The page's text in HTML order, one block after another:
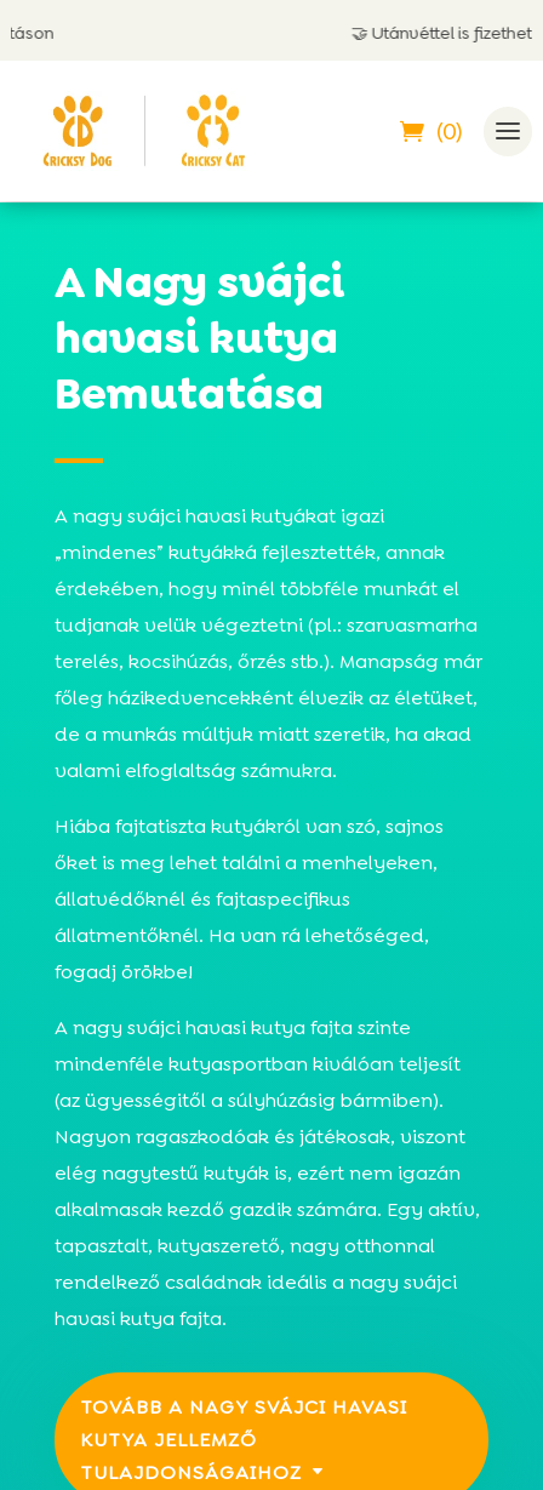
🤝 Utánvéttel is fizethetsz
(0)
A Nagy svájci
havasi kutya
Bemutatása
A nagy svájci havasi kutyákat igazi
„mindenes” kutyákká fejlesztették, annak
érdekében, hogy minél többféle munkát el
tudjanak velük végeztetni (pl.: szarvasmarha
terelés, kocsihúzás, őrzés stb.). Manapság már
főleg házikedvencekként élvezik az életüket,
de a munkás múltjuk miatt szeretik, ha akad
valami elfoglaltság számukra.
Hiába fajtatiszta kutyákról van szó, sajnos
őket is meg lehet találni a menhelyeken,
állatvédőknél és fajtaspecifikus
állatmentőknél. Ha van rá lehetőséged,
fogadj örökbe!
A nagy svájci havasi kutya fajta szinte
mindenféle kutyasportban kiválóan teljesít
(az ügyességitől a súlyhúzásig bármiben).
Nagyon ragaszkodóak és játékosak, viszont
elég nagytestű kutyák is, ezért nem igazán
alkalmasak kezdő gazdik számára. Egy aktív,
tapasztalt, kutyaszerető, nagy otthonnal
rendelkező családnak ideális a nagy svájci
havasi kutya fajta.
TOVÁBB A NAGY SVÁJCI HAVASI
KUTYA JELLEMZŐ
TULAJDONSÁGAIHOZ